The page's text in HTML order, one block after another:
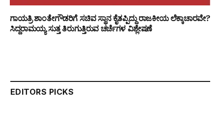
ಗಾಯತ್ರಿ ಶಾಂತೇಗೌಡರಿಗೆ ಸಚಿವ ಸ್ಥಾನ ಕೈತಪ್ಪಿದ್ದು ರಾಜಕೀಯ ಲೆಕ್ಕಾಚಾರವೇ?
ಸಿದ್ದರಾಮಯ್ಯ ಸುತ್ತ ತಿರುಗುತ್ತಿರುವ ಚರ್ಚೆಗಳ ವಿಶ್ಲೇಷಣೆ
EDITORS PICKS